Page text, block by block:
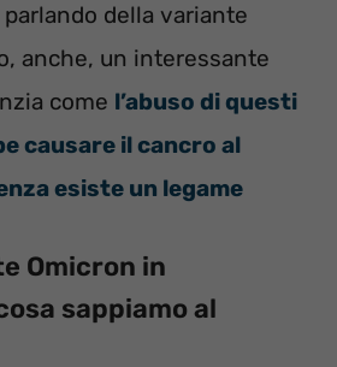
della variante
anche, un interessante
come l’abuso di questi
causare il cancro al
esiste un legame
Omicron in
sappiamo al